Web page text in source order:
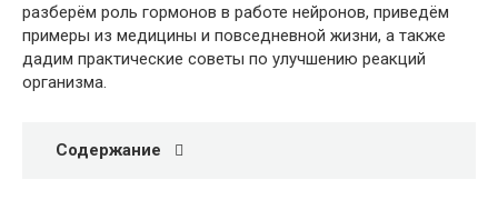
разберём роль гормонов в работе нейронов, приведём
примеры из медицины и повседневной жизни, а также
дадим практические советы по улучшению реакций
организма.
Содержание